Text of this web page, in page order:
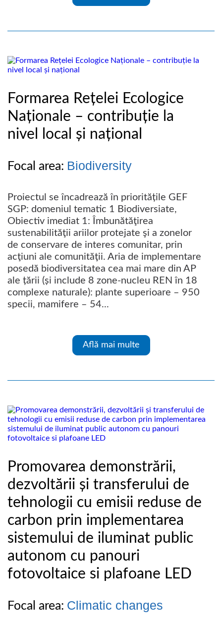
Formarea Rețelei Ecologice
Naționale – contribuție la
nivel local și național
Focal area: Biodiversity
Proiectul se încadrează în prioritățile GEF
SGP: domeniul tematic 1 Biodiversiate,
Obiectiv imediat 1: Îmbunătăţirea
sustenabilităţii ariilor protejate şi a zonelor
de conservare de interes comunitar, prin
acţiuni ale comunităţii. Aria de implementare
posedă biodiversitatea cea mai mare din AP
ale țării (și include 8 zone-nucleu REN în 18
complexe naturale): plante superioare – 950
specii, mamifere – 54...
Află mai multe
Promovarea demonstrării,
dezvoltării și transferului de
tehnologii cu emisii reduse de
carbon prin implementarea
sistemului de iluminat public
autonom cu panouri
fotovoltaice si plafoane LED
Focal area: Climatic changes